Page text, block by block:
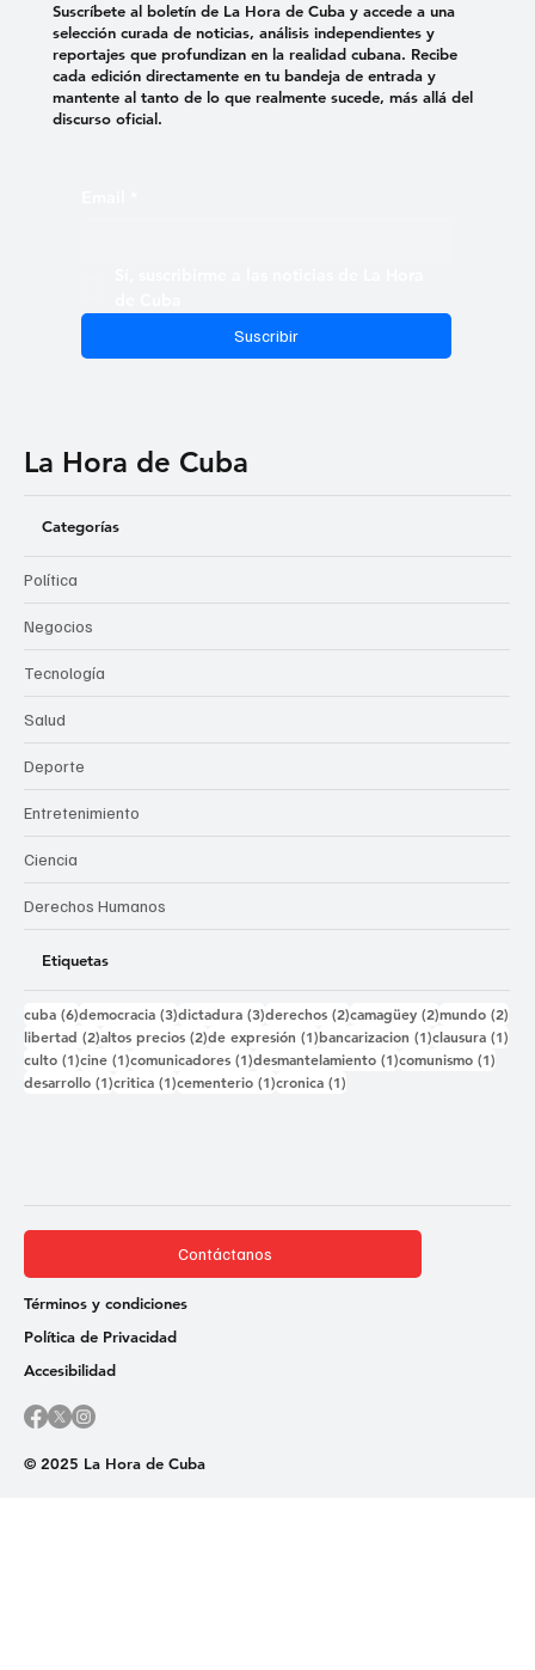
Suscribir
Suscríbete al boletín de La Hora de Cuba y accede a una
selección curada de noticias, análisis independientes y
reportajes que profundizan en la realidad cubana. Recibe
cada edición directamente en tu bandeja de entrada y
mantente al tanto de lo que realmente sucede, más allá del
discurso oficial.
La Hora de Cuba
Categorías
Política
Negocios
Tecnología
Salud
Deporte
Entretenimiento
Ciencia
Derechos Humanos
Etiquetas
cuba (6)6 entradas
democracia (3)3 entradas
dictadura (3)3 entradas
derechos (2)2 entradas
camagüey (2)2 entradas
mundo (2)
libertad (2)2 entradas
altos precios (2)2 entradas
de expresión (1)1 entrada
bancarizacion (1)1 entrada
clausura (1)
culto (1)1 entrada
cine (1)1 entrada
comunicadores (1)1 entrada
desmantelamiento (1)1 entrada
comunismo (1)
desarrollo (1)1 entrada
critica (1)1 entrada
cementerio (1)1 entrada
cronica (1)
© 2025 La Hora de Cuba
Contáctanos
Términos y condiciones
Política de Privacidad
Accesibilidad